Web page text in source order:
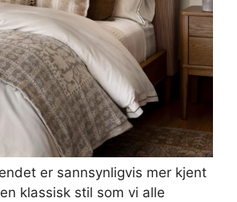
er sannsynligvis mer kjent
klassisk stil som vi alle